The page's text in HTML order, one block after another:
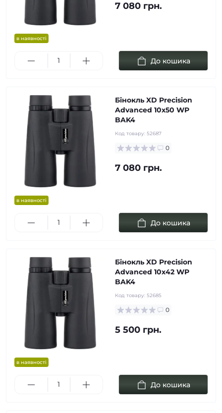
в наявності
7 080 грн.
До кошика
в наявності
Бінокль XD Precision
Advanced 10х50 WP
BAK4
Код товару: 52687
0
7 080 грн.
До кошика
в наявності
Бінокль XD Precision
Advanced 10х42 WP
BAK4
Код товару: 52685
0
5 500 грн.
До кошика